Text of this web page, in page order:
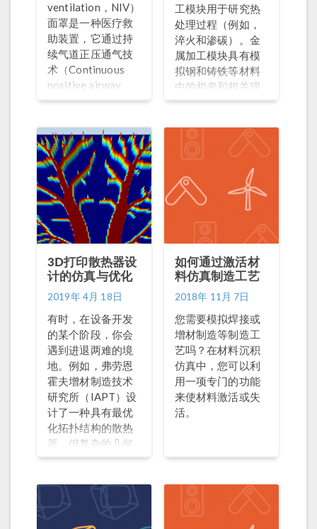
ventilation，NIV）
面罩是一种医疗救
助装置，它通过持
续气道正压通气技
术（Continuous
positive airway
pressure，CPAP）
提供空气。
工模块用于研究热
处理过程（例如，
淬火和渗碳）。金
属加工模块具有模
拟钢和铸铁等材料
中的相变和相关现
象的特征和功能。
和传热模块结合使
用，计算热处理过
力和变形。
3D打印散热器设
计的仿真与优化
2019年 4月 18日
有时，在设备开发
的某个阶段，你会
遇到进退两难的境
地。例如，弗劳恩
霍夫增材制造技术
研究所（IAPT）设
计了一种具有最优
化拓扑结构的散热
器，但复杂的几何
结构使其难以制
如何通过激活材
料仿真制造工艺
2018年 11月 7日
您需要模拟焊接或
增材制造等制造工
艺吗？在材料沉积
仿真中，您可以利
用一项专门的功能
来使材料激活或失
活。